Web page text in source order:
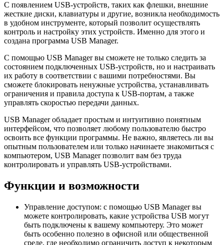
С появлением USB-устройств, таких как флешки, внешние
жесткие диски, клавиатуры и другие, возникла необходимость
в удобном инструменте, который позволит осуществлять
контроль и настройку этих устройств. Именно для этого и
создана программа USB Manager.
С помощью USB Manager вы сможете не только следить за
состоянием подключенных USB-устройств, но и настраивать
их работу в соответствии с вашими потребностями. Вы
сможете блокировать ненужные устройства, устанавливать
ограничения и правила доступа к USB-портам, а также
управлять скоростью передачи данных.
USB Manager обладает простым и интуитивно понятным
интерфейсом, что позволяет любому пользователю быстро
освоить все функции программы. Не важно, являетесь ли вы
опытным пользователем или только начинаете знакомиться с
компьютером, USB Manager позволит вам без труда
контролировать и управлять USB-устройствами.
Функции и возможности
Управление доступом: с помощью USB Manager вы
можете контролировать, какие устройства USB могут
быть подключены к вашему компьютеру. Это может
быть особенно полезно в офисной или общественной
среде, где необходимо ограничить доступ к некоторым